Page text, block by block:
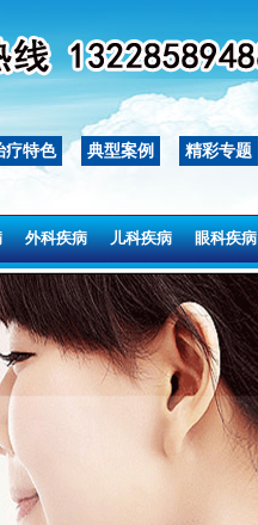
疗特色 典型案例 精彩专题
外科疾病
外科疾病
儿科疾病
儿科疾病
眼科疾病
眼科疾病